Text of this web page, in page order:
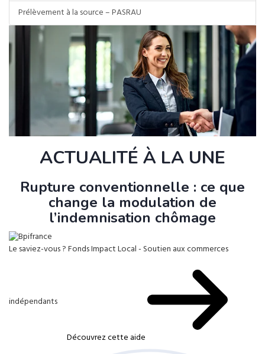
Prélèvement à la source – PASRAU
ACTUALITÉ À LA UNE
Rupture conventionnelle : ce que
change la modulation de
l’indemnisation chômage
Le saviez-vous ?Fonds Impact Local - Soutien aux commerces
indépendants
Découvrez cette aide